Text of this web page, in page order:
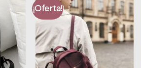
¡Oferta!